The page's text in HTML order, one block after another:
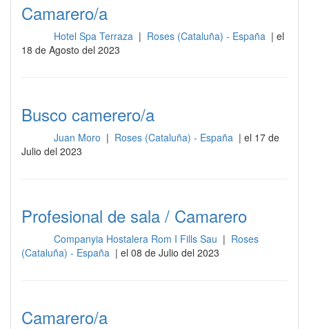
Camarero/a
Hotel Spa Terraza | Roses (Cataluña) - España | el
18 de Agosto del 2023
Busco camerero/a
Juan Moro | Roses (Cataluña) - España | el 17 de
Julio del 2023
Profesional de sala / Camarero
Companyia Hostalera Rom I Fills Sau | Roses
(Cataluña) - España | el 08 de Julio del 2023
Camarero/a